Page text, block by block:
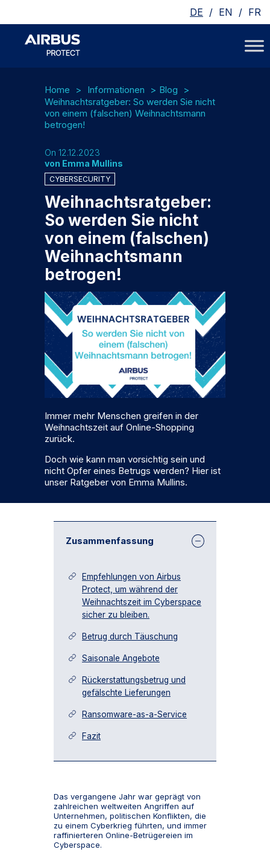
DE / EN / FR
Home Informationen
Blog
Weihnachtsratgeber: So werden Sie nicht
von einem (falschen) Weihnachtsmann
betrogen!
On 12.12.2023
von Emma Mullins
CYBERSECURITY
Weihnachtsratgeber:
So werden Sie nicht
von einem (falschen)
Weihnachtsmann
betrogen!
Immer mehr Menschen greifen in der
Weihnachtszeit auf Online-Shopping
zurück.
Doch wie kann man vorsichtig sein und
nicht Opfer eines Betrugs werden? Hier ist
unser Ratgeber von Emma Mullins.
Zusammenfassung
Empfehlungen von Airbus
Protect, um während der
Weihnachtszeit im Cyberspace
sicher zu bleiben.
Betrug durch Täuschung
Saisonale Angebote
Rückerstattungsbetrug und
gefälschte Lieferungen
Ransomware-as-a-Service
Fazit
Das vergangene Jahr war geprägt von
zahlreichen weltweiten Angriffen auf
Unternehmen, politischen Konflikten, die
zu einem Cyberkrieg führten, und immer
raffinierteren Online-Betrügereien im
Cyberspace.